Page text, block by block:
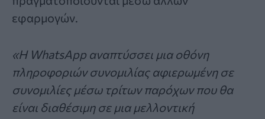
εφαρμογών.
«Η WhatsApp αναπτύσσει μια οθόνη
πληροφοριών συνομιλίας αφιερωμένη σε
συνομιλίες μέσω τρίτων παρόχων που θα
είναι διαθέσιμη σε μια μελλοντική